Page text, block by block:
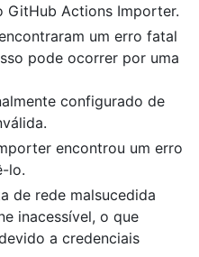
GitHub Actions Importer.
um erro fatal
pode ocorrer por uma
configurado de
encontrou um erro
lo.
de rede malsucedida
inacessível, o que
a credenciais